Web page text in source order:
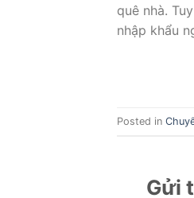
quê nhà.
nhập khẩu
Posted in
Gửi